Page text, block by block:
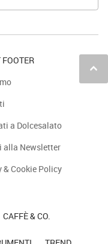
keyboard_arrow_up
a Dolcesalato
alla Newsletter
& Cookie Policy
CAFFÈ & CO.